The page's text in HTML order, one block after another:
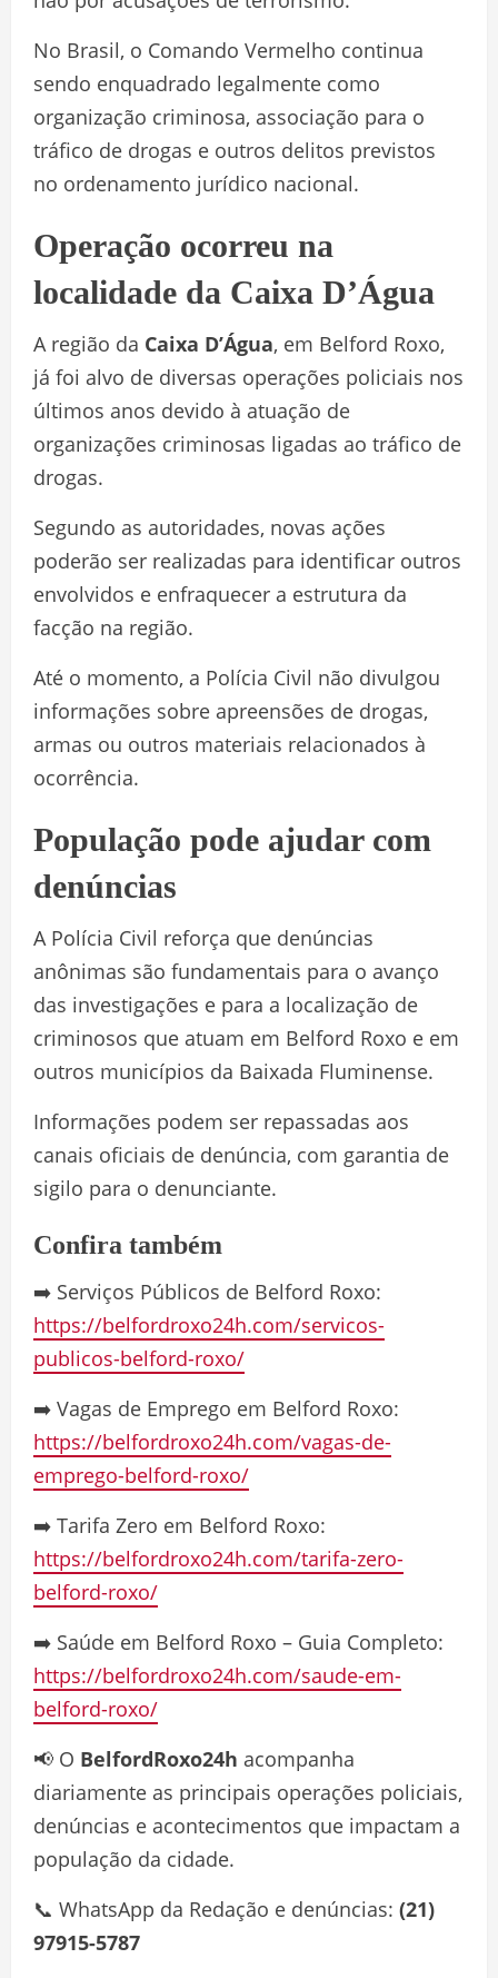
No Brasil, o Comando Vermelho continua
sendo enquadrado legalmente como
organização criminosa, associação para o
tráfico de drogas e outros delitos previstos
no ordenamento jurídico nacional.
Operação ocorreu na
localidade da Caixa D’Água
A região da Caixa D’Água, em Belford Roxo,
já foi alvo de diversas operações policiais nos
últimos anos devido à atuação de
organizações criminosas ligadas ao tráfico de
drogas.
Segundo as autoridades, novas ações
poderão ser realizadas para identificar outros
envolvidos e enfraquecer a estrutura da
facção na região.
Até o momento, a Polícia Civil não divulgou
informações sobre apreensões de drogas,
armas ou outros materiais relacionados à
ocorrência.
População pode ajudar com
denúncias
A Polícia Civil reforça que denúncias
anônimas são fundamentais para o avanço
das investigações e para a localização de
criminosos que atuam em Belford Roxo e em
outros municípios da Baixada Fluminense.
Informações podem ser repassadas aos
canais oficiais de denúncia, com garantia de
sigilo para o denunciante.
Confira também
➡️ Serviços Públicos de Belford Roxo:
https://belfordroxo24h.com/servicos-
publicos-belford-roxo/
➡️ Vagas de Emprego em Belford Roxo:
https://belfordroxo24h.com/vagas-de-
emprego-belford-roxo/
➡️ Tarifa Zero em Belford Roxo:
https://belfordroxo24h.com/tarifa-zero-
belford-roxo/
➡️ Saúde em Belford Roxo – Guia Completo:
https://belfordroxo24h.com/saude-em-
belford-roxo/
📢 O BelfordRoxo24h acompanha
diariamente as principais operações policiais,
denúncias e acontecimentos que impactam a
população da cidade.
📞 WhatsApp da Redação e denúncias: (21)
97915-5787